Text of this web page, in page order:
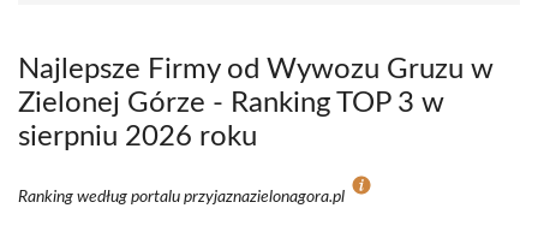
Najlepsze Firmy od Wywozu Gruzu w
Zielonej Górze - Ranking TOP 3 w
sierpniu 2026 roku
Ranking według portalu przyjaznazielonagora.pl